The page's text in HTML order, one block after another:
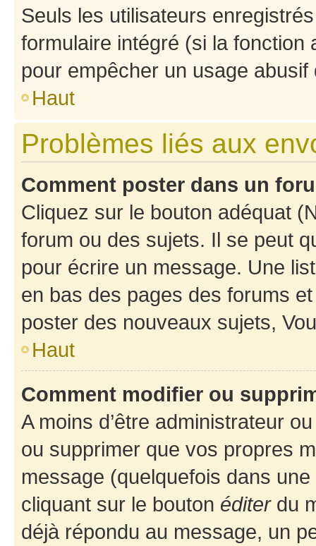
Seuls les utilisateurs
formulaire intégré (si la fonction
pour empêcher un usage
Haut
Problèmes liés aux
Comment poster dans un
Cliquez sur le bouton adéquat
forum ou des sujets. Il se peut
pour écrire un message. Une
en bas des pages des forums
poster des nouveaux sujets,
Haut
Comment modifier ou
A moins d’être administrateur
ou supprimer que vos propres
message (quelquefois dans
cliquant sur le bouton éditerdu
déjà répondu au message, un